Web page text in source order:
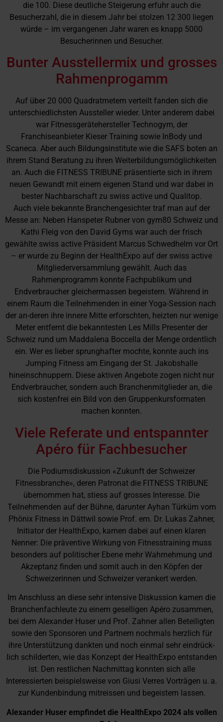
die 100. Diese deutliche Steigerung erfuhr auch die
Besucherzahl, die in diesem Jahr bei stolzen 12 300 liegen
würde – im vergangenen Jahr waren es knapp 5000
Besucherinnen und Besucher.
Bunter Ausstellermix und grosses
Rahmenprogamm
Auf über 20 000 Quadratmetern verteilt fanden sich die
unterschiedlichsten Aussteller wieder. Unter anderem dabei
war Fitnessgerätehersteller Technogym, der
Franchiseanbieter Kieser Training sowie InBody und
Scaneca. Aber auch Bildungsinstitute wie die SAFS boten an
ihrem Stand Beratung zu ihren Weiterbildungsmöglichkeiten
an. Auch die FITNESS TRIBUNE präsentierte sich in ihrem
neuen Gewandt mit einem eigenen Stand und war dabei in
bester Nachbarschaft zu swiss active und Qualitop.
Auch viele bekannte Branchengesichter traf man auf der
Messe an: Neben Hanspeter Rubner von gym80 Schweiz und
Kathi Fleig von den David Gyms war auch der frisch
gewählte swiss active Präsident Marcus Schwedhelm vor Ort
– er wurde zu Beginn der HealthExpo auf der swiss active
Mitgliederversammlung gewählt. Auch das
Rahmenprogramm konnte Fachpublikum und
Endverbraucher gleichermassen begeistern. Während in
einem Raum die Teilnehmenden in einer Yoga-Session nach
der an-deren ihre innere Mitte erforschten, heizten nur wenige
Meter entfernt die bekanntesten Les Mills Presenter der
Schweiz rund um Maddalena Boccella der Menge ordentlich
ein. Wer es lieber sprunghafter mochte, konnte auch ins
Jumping Fitness am Eingang der St. Jakobshalle
hineinschnuppern. Diese aktiven Angebote zogen nicht nur
Endverbraucher, sondern auch Branchenmitglieder an, die
sich kostenfrei ein Bild von den Gruppenkursformaten
machen konnten.
Viele Referate und entspannter
Apéro für Fachbesucher
Die Podiumsdiskussion «Zukunft der Schweizer
Fitnessbranche», deren Patronat die FITNESS TRIBUNE
übernommen hat, stiess auf grosses Interesse. Die
Teilnehmenden auf der Bühne, darunter Ayhan Türküm vom
Phönix Fitness in Dättwil sowie Prof. em. Dr. Lukas Zahner,
Initiator der HealthExpo, kamen dabei auf einen klaren
Nenner: Die präventive Wirkung von Fitnesstraining muss
besonders auf politischer Ebene mehr Wahrnehmung und
Akzeptanz finden und somit auch in den Köpfen der
Schweizerinnen und Schweizer verankert werden.
Im Anschluss an diese sehr intensive Diskussion kamen die
Branchenfachleute zu einem geselligen Apéro zusammen,
bei dem Alexander Huser und Prof. Zahner allen Beteiligten
sowie den Sponsoren und Partnern nochmals herzlich für
ihre Unterstützung dankten und noch einmal sehr eindrück-
lich schilderten, wie das Konzept der HealthExpo entstanden
ist. Den restlichen Nachmittag konnten sich alle
Interessierten beispielsweise von Giusi Verres Vorträgen u. a.
zur Kundenbindung mitreissen und begeistern lassen.
Alexander Huser empfindet die HealthExpo 2024 als vollen